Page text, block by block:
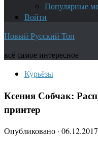
Популярные
Войти
Новый Русский Топ
всё самое интересное
Курьёзы
Ксения Собчак:
принтер
Опубликовано · 06.12.2017